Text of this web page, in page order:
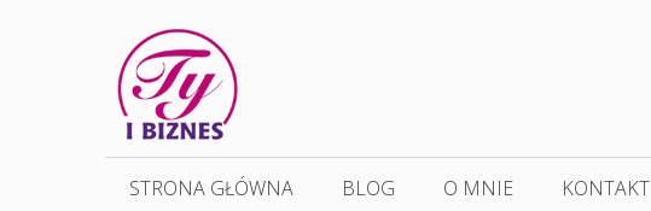
STRONA GŁÓWNA BLOG O MNIE KONTAKT